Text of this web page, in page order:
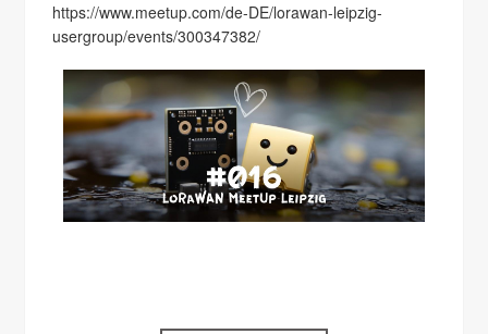
https://www.meetup.com/de-DE/lorawan-leipzig-
usergroup/events/300347382/